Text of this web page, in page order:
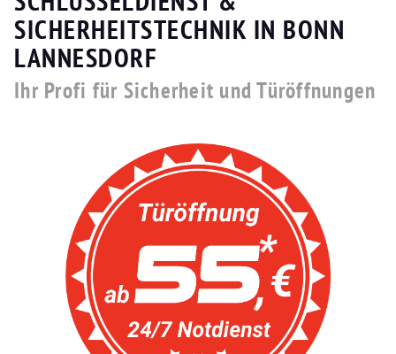
SICHERHEITSTECHNIK IN BONN
LANNESDORF
Ihr Profi für Sicherheit und Türöffnungen